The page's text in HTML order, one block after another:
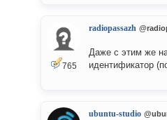
765
radiopassazh
Даже с этим же
идентификатор
ubuntu-studio